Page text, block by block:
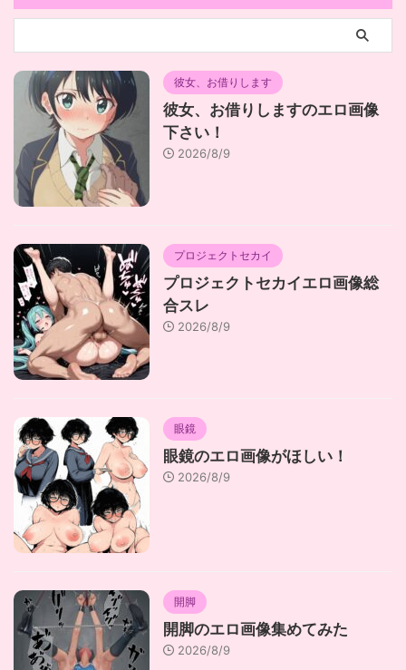
彼女、お借りします
彼女、お借りしますのエロ画像
下さい！
2026/8/9
プロジェクトセカイ
プロジェクトセカイエロ画像総
合スレ
2026/8/9
眼鏡
眼鏡のエロ画像がほしい！
2026/8/9
開脚
開脚のエロ画像集めてみた
2026/8/9